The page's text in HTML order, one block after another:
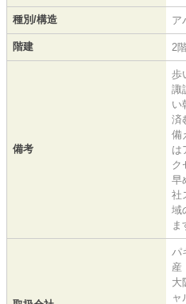
種別/構造 ア
階建 2
備考
歩
諏
い
済
備
は
ク
早
社
域
ま
パ
産
大
ャ